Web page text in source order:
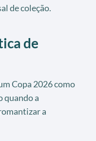
de coleção.
de
Copa 2026 como
quando a
a